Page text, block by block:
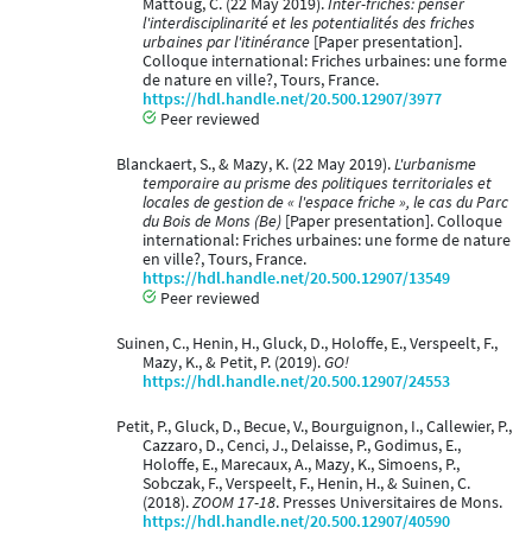
Mattoug, C. (22 May 2019).Inter-friches: penser
l'interdisciplinarité et les potentialités des friches
urbaines par l'itinérance [Paper presentation].
Colloque international: Friches urbaines: une forme
de nature en ville?, Tours, France.
https://hdl.handle.net/20.500.12907/3977
Peer reviewed
Blanckaert, S., & Mazy, K. (22 May 2019).L'urbanisme
temporaire au prisme des politiques territoriales et
locales de gestion de « l'espace friche », le cas du Parc
du Bois de Mons (Be) [Paper presentation]. Colloque
international: Friches urbaines: une forme de nature
en ville?, Tours, France.
https://hdl.handle.net/20.500.12907/13549
Peer reviewed
Suinen, C., Henin, H., Gluck, D., Holoffe, E., Verspeelt, F.,
Mazy, K., & Petit, P. (2019).GO!
https://hdl.handle.net/20.500.12907/24553
Petit, P., Gluck, D., Becue, V., Bourguignon, I., Callewier, P.,
Cazzaro, D., Cenci, J., Delaisse, P., Godimus, E.,
Holoffe, E., Marecaux, A., Mazy, K., Simoens, P.,
Sobczak, F., Verspeelt, F., Henin, H., & Suinen, C.
(2018).ZOOM 17-18. Presses Universitaires de Mons.
https://hdl.handle.net/20.500.12907/40590